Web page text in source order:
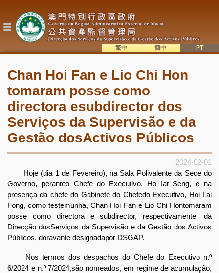
o
conteúdo
錄
Chan Hoi Fan e Lio Chi Hon
tomaram posse como
directora esubdirector dos
Serviços da Supervisão e da
Gestão dosActivos Públicos
2024-02-01
Hoje (dia 1 de Fevereiro), na Sala Polivalente da Sede do
Governo, peranteo Chefe do Executivo, Ho Iat Seng, e na
presença da chefe do Gabinete do Chefedo Executivo, Hoi Lai
Fong, como testemunha, Chan Hoi Fan e Lio Chi Hontomaram
posse como directora e subdirector, respectivamente, da
Direcção dosServiços da Supervisão e da Gestão dos Activos
Públicos, doravante designadapor DSGAP.
Nos termos dos despachos do Chefe do Executivo n.º
6/2024 e n.º 7/2024,são nomeados, em regime de acumulação,